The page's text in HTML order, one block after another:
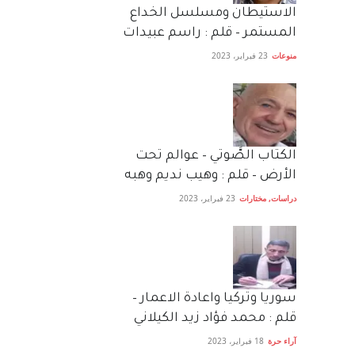
الاستيطان ومسلسل الخداع
المستمر – قلم : راسم عبيدات
منوعات 23 فبراير، 2023
الكتاب الصَّوتي – عوالم تحت
الأرض – قلم : وهيب نديم وهبه
دراسات, مختارات 23 فبراير، 2023
سوريا وتركيا واعادة الاعمار –
قلم : محمد فؤاد زيد الكيلاني
آراء حرة 18 فبراير، 2023